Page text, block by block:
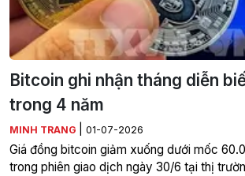
Bitcoin ghi nhận tháng diễn
trong 4 năm
MINH TRANG 01-07-2026
Giá đồng bitcoin giảm xuống dưới mốc
trong phiên giao dịch ngày 30/6 tại thị